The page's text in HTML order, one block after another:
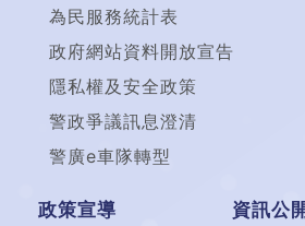
為民服務統計表
政府網站資料開放宣告
隱私權及安全政策
警政爭議訊息澄清
警廣e車隊轉型
政策宣導
資訊公